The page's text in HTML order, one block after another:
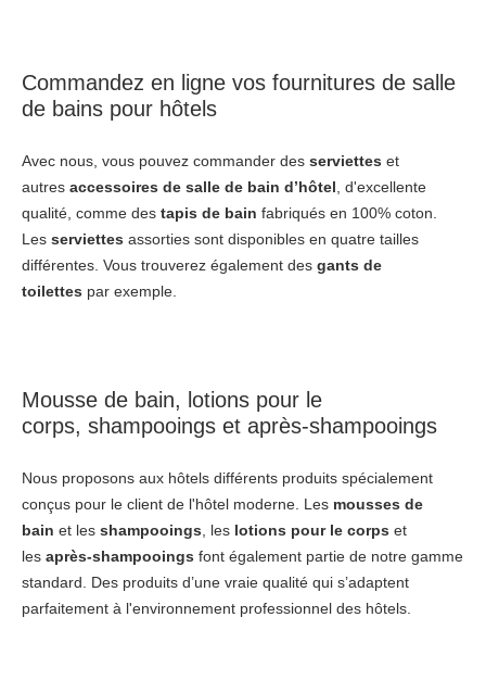
Commandez en ligne vos fournitures de salle
de bains pour hôtels
Avec nous, vous pouvez commander des serviettes et
autres accessoires de salle de bain d’hôtel, d'excellente
qualité, comme des tapis de bain fabriqués en 100% coton.
Les serviettes assorties sont disponibles en quatre tailles
différentes. Vous trouverez également des gants de
toilettes par exemple.
Mousse de bain, lotions pour le
corps, shampooings et après-shampooings
Nous proposons aux hôtels différents produits spécialement
conçus pour le client de l'hôtel moderne. Les mousses de
bain et les shampooings, les lotions pour le corps et
les après-shampooings font également partie de notre gamme
standard. Des produits d’une vraie qualité qui s’adaptent
parfaitement à l'environnement professionnel des hôtels.